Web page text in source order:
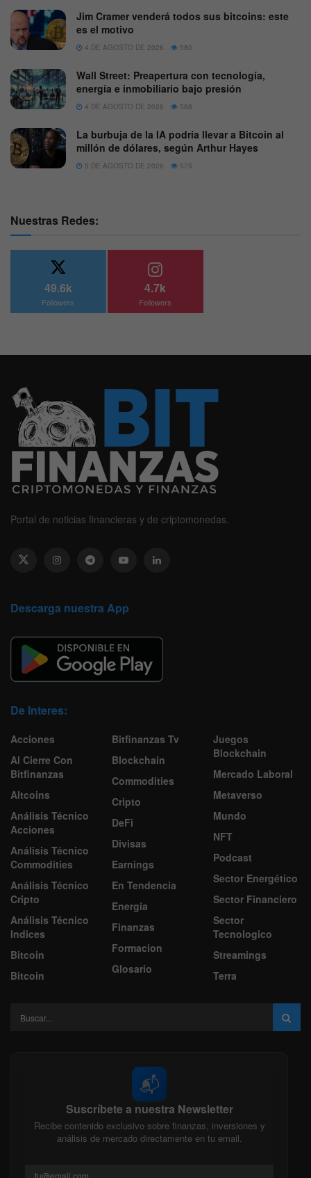
Jim Cramer venderá todos sus bitcoins: este
es el motivo
4 DE AGOSTO DE 2026 580
Wall Street: Preapertura con tecnología,
energía e inmobiliario bajo presión
4 DE AGOSTO DE 2026 568
La burbuja de la IA podría llevar a Bitcoin al
millón de dólares, según Arthur Hayes
5 DE AGOSTO DE 2026 575
Nuestras Redes:
49.6k
Followers
4.7k
Followers
Portal de noticias financieras y de criptomonedas.
Descarga nuestra App
De Interes:
Acciones
Al Cierre Con
Bitfinanzas
Altcoins
Análisis Técnico
Acciones
Análisis Técnico
Commodities
Análisis Técnico
Cripto
Análisis Técnico
Indices
Bitcoin
Bitcoin
Bitfinanzas Tv
Blockchain
Commodities
Cripto
DeFi
Divisas
Earnings
En Tendencia
Energía
Finanzas
Formacion
Glosario
Juegos
Blockchain
Mercado Laboral
Metaverso
Mundo
NFT
Podcast
Sector Energético
Sector Financiero
Sector
Tecnologico
Streamings
Terra
📬
Suscríbete a nuestra Newsletter
Recibe contenido exclusivo sobre finanzas, inversiones y
análisis de mercado directamente en tu email.